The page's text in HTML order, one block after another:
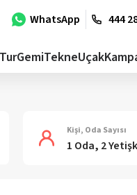
WhatsApp 444
TurGemiTekneUçak
Kişi, Oda Sayısı
1 Oda, 2